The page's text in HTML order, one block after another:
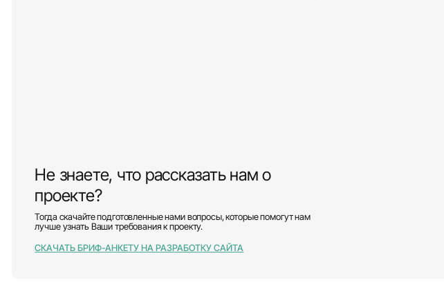
Не знаете, что рассказать нам о
проекте?
Тогда скачайте подготовленные нами вопросы, которые помогут нам
лучше узнать Ваши требования к проекту.
СКАЧАТЬ БРИФ-АНКЕТУ НА РАЗРАБОТКУ САЙТА